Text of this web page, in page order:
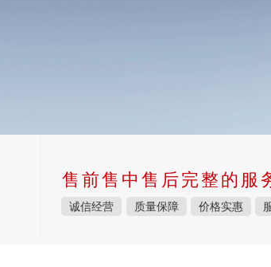
售前售中售后完整的服
诚信经营 质量保障 价格实惠